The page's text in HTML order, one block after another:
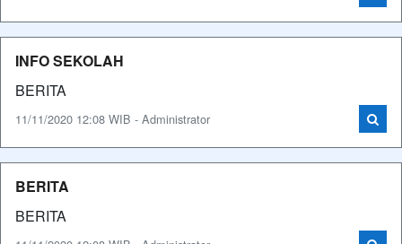
INFO SEKOLAH
BERITA
11/11/2020 12:08 WIB - Administrator
BERITA
BERITA